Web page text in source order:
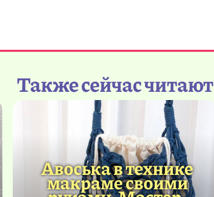
Также сейчас читают
Авоська в технике
макраме своими